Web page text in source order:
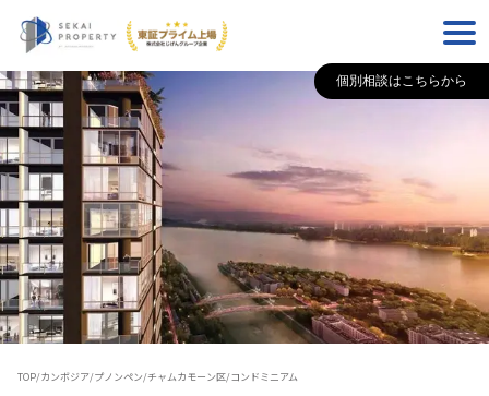
個別相談はこちらから
TOP/カンボジア/プノンペン/チャムカモーン区/コンドミニアム